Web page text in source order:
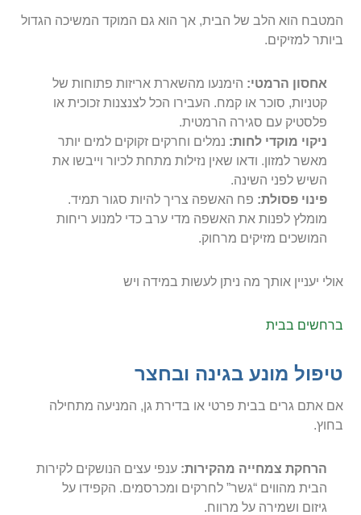
המטבח הוא הלב של הבית, אך הוא גם המוקד המשיכה הגדול
ביותר למזיקים.
אחסון הרמטי: הימנעו מהשארת אריזות פתוחות של
קטניות, סוכר או קמח. העבירו הכל לצנצנות זכוכית או
פלסטיק עם סגירה הרמטית.
ניקוי מוקדי לחות: נמלים וחרקים זקוקים למים יותר
מאשר למזון. ודאו שאין נזילות מתחת לכיור וייבשו את
השיש לפני השינה.
פינוי פסולת: פח האשפה צריך להיות סגור תמיד.
מומלץ לפנות את האשפה מדי ערב כדי למנוע ריחות
המושכים מזיקים מרחוק.
אולי יעניין אותך מה ניתן לעשות במידה ויש
ברחשים בבית
טיפול מונע בגינה ובחצר
אם אתם גרים בבית פרטי או בדירת גן, המניעה מתחילה
בחוץ.
הרחקת צמחייה מהקירות: ענפי עצים הנושקים לקירות
הבית מהווים “גשר” לחרקים ומכרסמים. הקפידו על
גיזום ושמירה על מרווח.